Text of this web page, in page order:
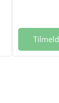
Tilmeld